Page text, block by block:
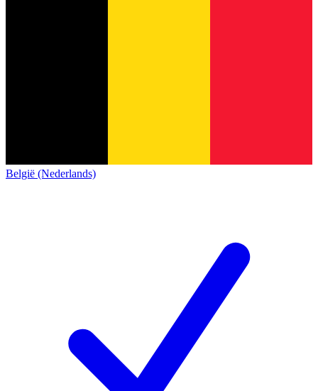
België (Nederlands)